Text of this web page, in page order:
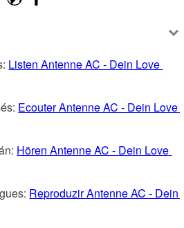
Listen Antenne AC - Dein Love
Ecouter Antenne AC - Dein Love
Hören Antenne AC - Dein Love
Reproduzir Antenne AC - Dein